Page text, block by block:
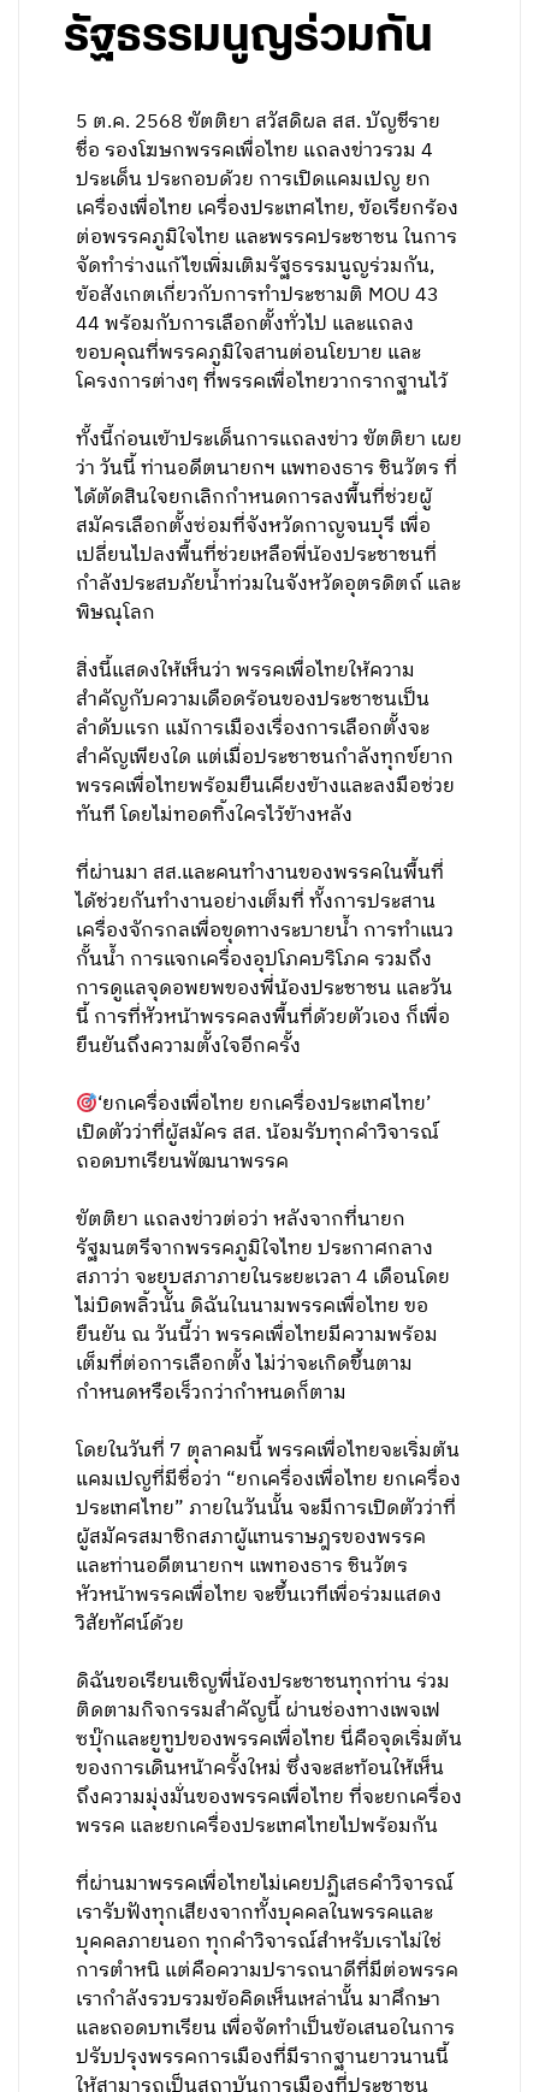
รัฐธรรมนูญร่วมกัน
5 ต.ค. 2568 ขัตติยา สวัสดิผล สส. บัญชีราย
ชื่อ รองโฆษกพรรคเพื่อไทย แถลงข่าวรวม 4
ประเด็น ประกอบด้วย การเปิดแคมเปญ ยก
เครื่องเพื่อไทย เครื่องประเทศไทย, ข้อเรียกร้อง
ต่อพรรคภูมิใจไทย และพรรคประชาชน ในการ
จัดทำร่างแก้ไขเพิ่มเติมรัฐธรรมนูญร่วมกัน,
ข้อสังเกตเกี่ยวกับการทำประชามติ MOU 43
44 พร้อมกับการเลือกตั้งทั่วไป และแถลง
ขอบคุณที่พรรคภูมิใจสานต่อนโยบาย และ
โครงการต่างๆ ที่พรรคเพื่อไทยวากรากฐานไว้
ทั้งนี้ก่อนเข้าประเด็นการแถลงข่าว ขัตติยา เผย
ว่า วันนี้ ท่านอดีตนายกฯ แพทองธาร ชินวัตร ที่
ได้ตัดสินใจยกเลิกกำหนดการลงพื้นที่ช่วยผู้
สมัครเลือกตั้งซ่อมที่จังหวัดกาญจนบุรี เพื่อ
เปลี่ยนไปลงพื้นที่ช่วยเหลือพี่น้องประชาชนที่
กำลังประสบภัยน้ำท่วมในจังหวัดอุตรดิตถ์ และ
พิษณุโลก
สิ่งนี้แสดงให้เห็นว่า พรรคเพื่อไทยให้ความ
สำคัญกับความเดือดร้อนของประชาชนเป็น
ลำดับแรก แม้การเมืองเรื่องการเลือกตั้งจะ
สำคัญเพียงใด แต่เมื่อประชาชนกำลังทุกข์ยาก
พรรคเพื่อไทยพร้อมยืนเคียงข้างและลงมือช่วย
ทันที โดยไม่ทอดทิ้งใครไว้ข้างหลัง
ที่ผ่านมา สส.และคนทำงานของพรรคในพื้นที่
ได้ช่วยกันทำงานอย่างเต็มที่ ทั้งการประสาน
เครื่องจักรกลเพื่อขุดทางระบายน้ำ การทำแนว
กั้นน้ำ การแจกเครื่องอุปโภคบริโภค รวมถึง
การดูแลจุดอพยพของพี่น้องประชาชน และวัน
นี้ การที่หัวหน้าพรรคลงพื้นที่ด้วยตัวเอง ก็เพื่อ
ยืนยันถึงความตั้งใจอีกครั้ง
‘ยกเครื่องเพื่อไทย ยกเครื่องประเทศไทย’
เปิดตัวว่าที่ผู้สมัคร สส. น้อมรับทุกคำวิจารณ์
ถอดบทเรียนพัฒนาพรรค
ขัตติยา แถลงข่าวต่อว่า หลังจากที่นายก
รัฐมนตรีจากพรรคภูมิใจไทย ประกาศกลาง
สภาว่า จะยุบสภาภายในระยะเวลา 4 เดือนโดย
ไม่บิดพลิ้วนั้น ดิฉันในนามพรรคเพื่อไทย ขอ
ยืนยัน ณ วันนี้ว่า พรรคเพื่อไทยมีความพร้อม
เต็มที่ต่อการเลือกตั้ง ไม่ว่าจะเกิดขึ้นตาม
กำหนดหรือเร็วกว่ากำหนดก็ตาม
โดยในวันที่ 7 ตุลาคมนี้ พรรคเพื่อไทยจะเริ่มต้น
แคมเปญที่มีชื่อว่า “ยกเครื่องเพื่อไทย ยกเครื่อง
ประเทศไทย” ภายในวันนั้น จะมีการเปิดตัวว่าที่
ผู้สมัครสมาชิกสภาผู้แทนราษฎรของพรรค
และท่านอดีตนายกฯ แพทองธาร ชินวัตร
หัวหน้าพรรคเพื่อไทย จะขึ้นเวทีเพื่อร่วมแสดง
วิสัยทัศน์ด้วย
ดิฉันขอเรียนเชิญพี่น้องประชาชนทุกท่าน ร่วม
ติดตามกิจกรรมสำคัญนี้ ผ่านช่องทางเพจเฟ
ซบุ๊กและยูทูปของพรรคเพื่อไทย นี่คือจุดเริ่มต้น
ของการเดินหน้าครั้งใหม่ ซึ่งจะสะท้อนให้เห็น
ถึงความมุ่งมั่นของพรรคเพื่อไทย ที่จะยกเครื่อง
พรรค และยกเครื่องประเทศไทยไปพร้อมกัน
ที่ผ่านมาพรรคเพื่อไทยไม่เคยปฏิเสธคำวิจารณ์
เรารับฟังทุกเสียงจากทั้งบุคคลในพรรคและ
บุคคลภายนอก ทุกคำวิจารณ์สำหรับเราไม่ใช่
การตำหนิ แต่คือความปรารถนาดีที่มีต่อพรรค
เรากำลังรวบรวมข้อคิดเห็นเหล่านั้น มาศึกษา
และถอดบทเรียน เพื่อจัดทำเป็นข้อเสนอในการ
ปรับปรุงพรรคการเมืองที่มีรากฐานยาวนานนี้